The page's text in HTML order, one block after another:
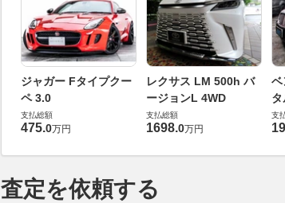
ジャガー Fタイプクー
ペ 3.0
支払総額
475.0万円
レクサス LM 500h バ
ージョンL 4WD
支払総額
1698.0万円
ベ
支
査定を依頼する